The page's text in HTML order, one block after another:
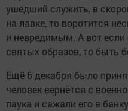
ушедший служить, в
на лавке, то воротится
и невредимым. А вот если
святых образов, то быть
Ещё 6 декабря было
человек вернётся с
паука и сажали его в